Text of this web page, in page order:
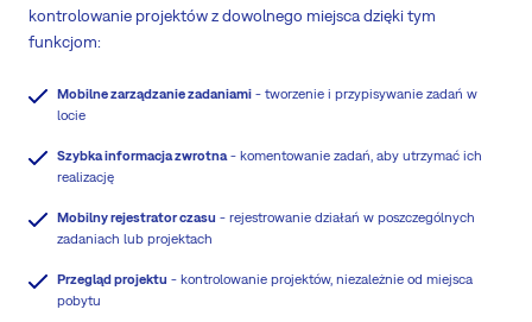
kontrolowanie projektów z dowolnego miejsca dzięki tym
funkcjom:
Mobilne zarządzanie zadaniami - tworzenie i przypisywanie zadań w
locie
Szybka informacja zwrotna - komentowanie zadań, aby utrzymać ich
realizację
Mobilny rejestrator czasu - rejestrowanie działań w poszczególnych
zadaniach lub projektach
Przegląd projektu - kontrolowanie projektów, niezależnie od miejsca
pobytu